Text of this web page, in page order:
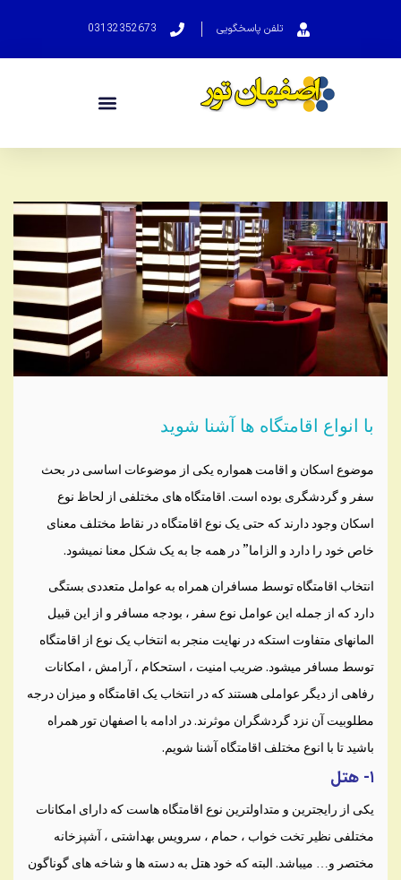
تلفن پاسخگویی 03132352673
با انواع اقامتگاه ها آشنا شوید
موضوع اسکان و اقامت همواره یکی از موضوعات اساسی در بحث
سفر و گردشگری بوده است. اقامتگاه های مختلفی از لحاظ نوع
اسکان وجود دارند که حتی یک نوع اقامتگاه در نقاط مختلف معنای
خاص خود را دارد و الزاما” در همه جا به یک شکل معنا نمیشود.
انتخاب اقامتگاه توسط مسافران همراه به عوامل متعددی بستگی
دارد که از جمله این عوامل نوع سفر ، بودجه مسافر و از این قبیل
المانهای متفاوت استکه در نهایت منجر به انتخاب یک نوع از اقامتگاه
توسط مسافر میشود. ضریب امنیت ، استحکام ، آرامش ، امکانات
رفاهی از دیگر عواملی هستند که در انتخاب یک اقامتگاه و میزان درجه
مطلوبیت آن نزد گردشگران موثرند. در ادامه با اصفهان تور همراه
باشید تا با انوع مختلف اقامتگاه آشنا شویم.
۱- هتل
یکی از رایجترین و متداولترین نوع اقامتگاه هاست که دارای امکانات
مختلفی نظیر تخت خواب ، حمام ، سرویس بهداشتی ، آشپزخانه
مختصر و… میباشد. البته که خود هتل به دسته ها و شاخه های گوناگون